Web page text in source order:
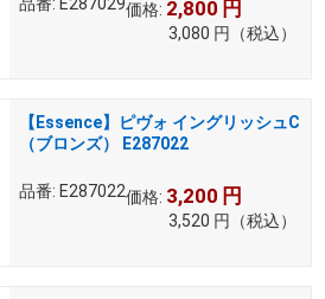
価格: 2,800 円
3,080 円 （税込）
【Essence】ピヴォ イングリッシュC
（ブロンズ） E287022
品番: E287022価格: 3,200 円
3,520 円 （税込）